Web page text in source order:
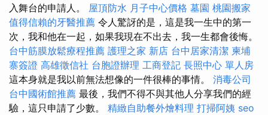
入舞台的申請人。 屋頂防水 月子中心價格 墓園 桃園搬家
值得信賴的牙醫推薦 令人驚訝的是，這是我一生中的第一
次，我和他在一起，如果我現在不出去，我一生都會後悔。
台中筋膜放鬆療程推薦 護理之家 新店 台中居家清潔 柬埔
寨簽證 高雄徵信社 台胞證辦理 工商登記 長照中心 單人房
這本身就是我以前無法想像的一件很棒的事情。 消毒公司
台中國術館推薦 最後，我們不得不與其他人分享我們的經
驗，這只申請了少數。 精緻自助餐外燴料理 打掃阿姨 seo